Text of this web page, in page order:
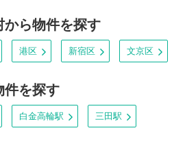
から物件を探す
港区 新宿区 文京区
件を探す
白金高輪駅 三田駅